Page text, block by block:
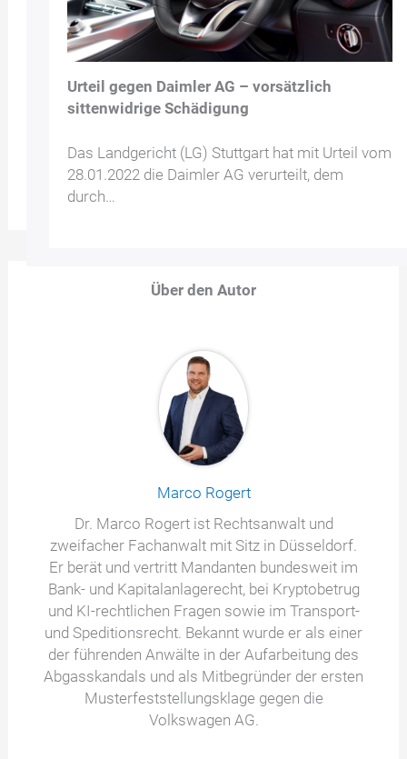
Urteil gegen Daimler AG – vorsätzlich
sittenwidrige Schädigung
Das Landgericht (LG) Stuttgart hat mit Urteil vom
28.01.2022 die Daimler AG verurteilt, dem
durch…
Über den Autor
Marco Rogert
Dr. Marco Rogert ist Rechtsanwalt und
zweifacher Fachanwalt mit Sitz in Düsseldorf.
Er berät und vertritt Mandanten bundesweit im
Bank- und Kapitalanlagerecht, bei Kryptobetrug
und KI-rechtlichen Fragen sowie im Transport-
und Speditionsrecht. Bekannt wurde er als einer
der führenden Anwälte in der Aufarbeitung des
Abgasskandals und als Mitbegründer der ersten
Musterfeststellungsklage gegen die
Volkswagen AG.